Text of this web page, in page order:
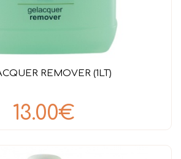
REMOVER (1LT)
13.00€